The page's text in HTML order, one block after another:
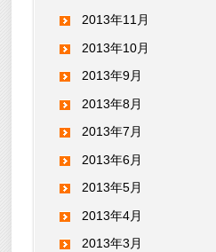
2013年11月
2013年10月
2013年9月
2013年8月
2013年7月
2013年6月
2013年5月
2013年4月
2013年3月